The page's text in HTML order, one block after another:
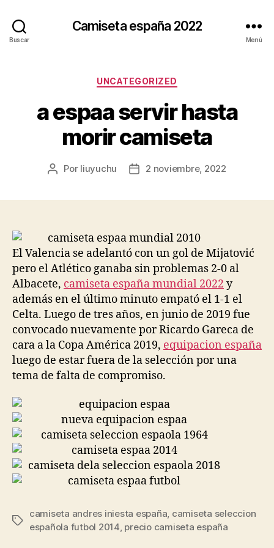
Buscar
Camiseta españa 2022
Menú
Categorías
UNCATEGORIZED
a espaa servir hasta
morir camiseta
Autor
Por liuyuchu
Fecha2 noviembre, 2022
El Valencia se adelantó con un gol de Mijatović
pero el Atlético ganaba sin problemas 2-0 al
Albacete, camiseta españa mundial 2022 y
además en el último minuto empató el 1-1 el
Celta. Luego de tres años, en junio de 2019 fue
convocado nuevamente por Ricardo Gareca de
cara a la Copa América 2019, equipacion españa
luego de estar fuera de la selección por una
tema de falta de compromiso.
Etiquetas
camiseta andres iniesta españa, camiseta seleccion
española futbol 2014, precio camiseta españa